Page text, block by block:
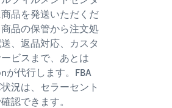
品を発送いただくだ
品の保管から注文処
、返品対応、カスタ
ビスまで、あとは
が代行します。FBA
況は、セラーセント
認できます。